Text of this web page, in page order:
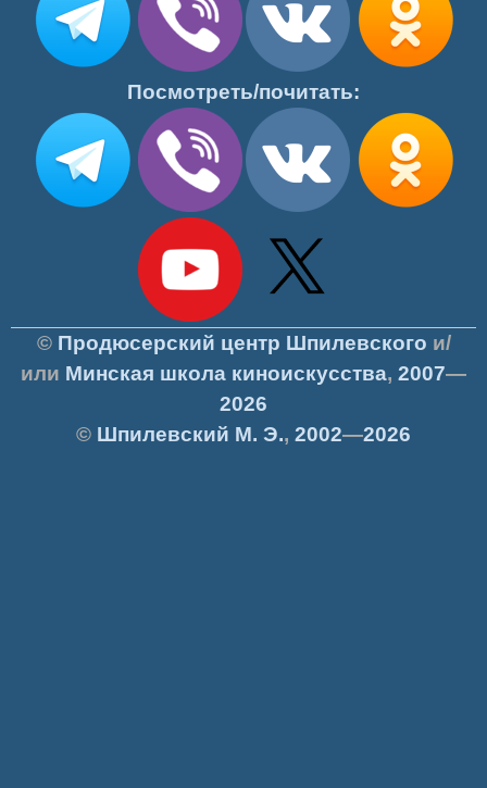
Посмотреть/почитать:
© Продюсерский центр Шпилевского и/
или Минская школа киноискусства, 2007—
2026
© Шпилевский М. Э., 2002—2026